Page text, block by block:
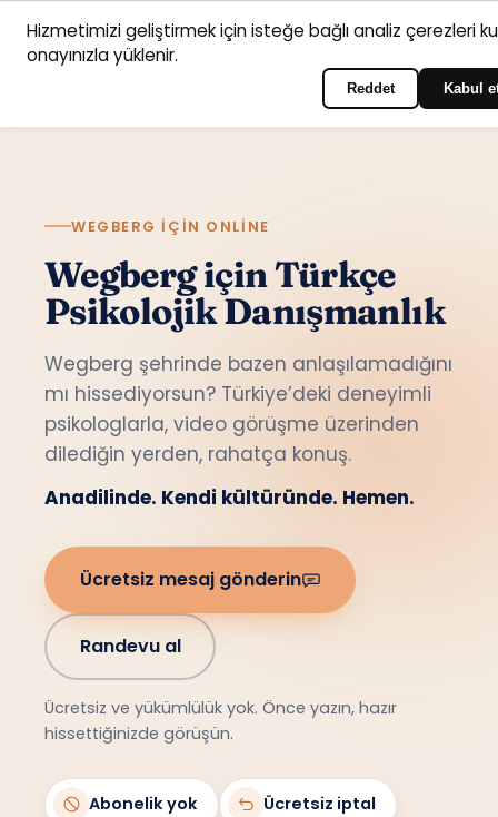
AnasayfaHizmet Psikologlarİletişim
WEGBERG IÇIN ONLINE
Wegberg için Türkçe
Psikolojik Danışmanlık
Wegberg şehrinde bazen anlaşılamadığını
mı hissediyorsun? Türkiye’deki deneyimli
psikologlarla, video görüşme üzerinden
dilediğin yerden, rahatça konuş.
Anadilinde. Kendi kültüründe. Hemen.
Ücretsiz mesaj gönderin
Randevu al
Ücretsiz ve yükümlülük yok. Önce yazın, hazır
hissettiğinizde görüşün.
Abonelik yok Ücretsiz iptal
Hizmetimizi geliştirmek için isteğe bağlı analiz çerezleri
onayınızla yüklenir.
Reddet Kabul